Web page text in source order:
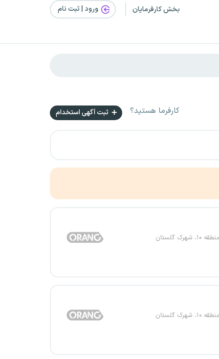
بخش کارفرمایان ورود | ثبت‌ نام
کارفرما هستید؟ ثبت آگهی استخدام
گلستان
گلستان